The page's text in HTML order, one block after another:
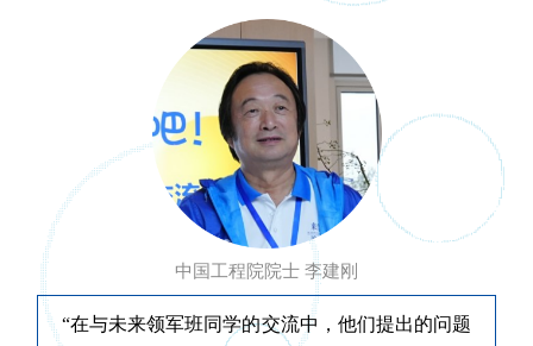
中国工程院院士 李建刚
“在与未来领军班同学的交流中，他们提出的问题